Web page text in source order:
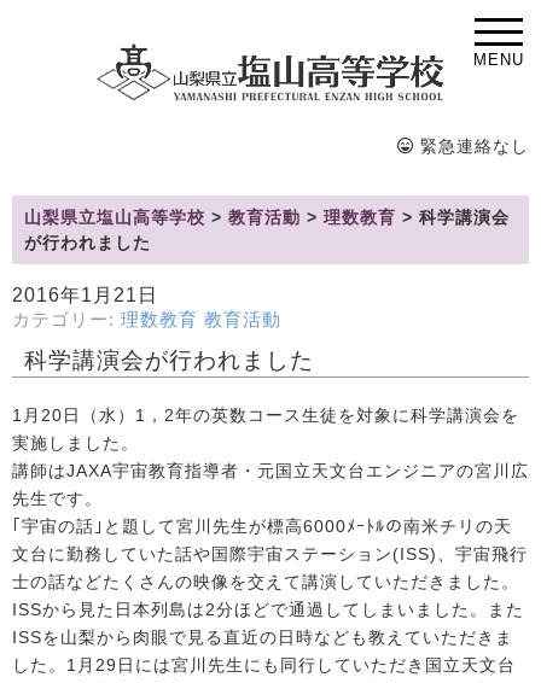
MENU
緊急連絡なし
山梨県立塩山高等学校 > 教育活動 > 理数教育 > 科学講演会
が行われました
2016年1月21日
カテゴリー: 理数教育 教育活動
科学講演会が行われました
1月20日（水）1，2年の英数コース生徒を対象に科学講演会を
実施しました。
講師はJAXA宇宙教育指導者・元国立天文台エンジニアの宮川広
先生です。
｢宇宙の話｣と題して宮川先生が標高6000ﾒｰﾄﾙの南米チリの天
文台に勤務していた話や国際宇宙ステーション(ISS)、宇宙飛行
士の話などたくさんの映像を交えて講演していただきました。
ISSから見た日本列島は2分ほどで通過してしまいました。また
ISSを山梨から肉眼で見る直近の日時なども教えていただきま
した。1月29日には宮川先生にも同行していただき国立天文台